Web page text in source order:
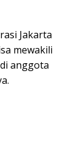
Jakarta
mewakili
anggota